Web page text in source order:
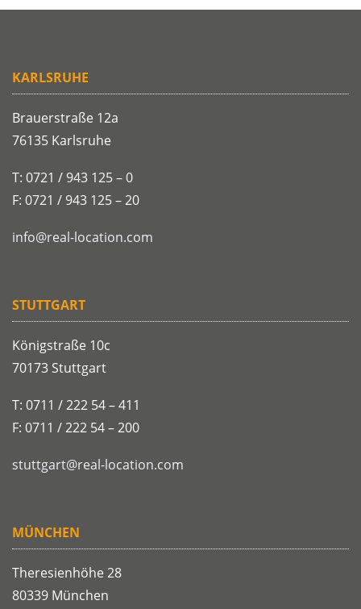
KARLSRUHE
Brauerstraße 12a
76135 Karlsruhe
T: 0721 / 943 125 – 0
F: 0721 / 943 125 – 20
info@real-location.com
STUTTGART
Königstraße 10c
70173 Stuttgart
T: 0711 / 222 54 – 411
F: 0711 / 222 54 – 200
stuttgart@real-location.com
MÜNCHEN
Theresienhöhe 28
80339 München